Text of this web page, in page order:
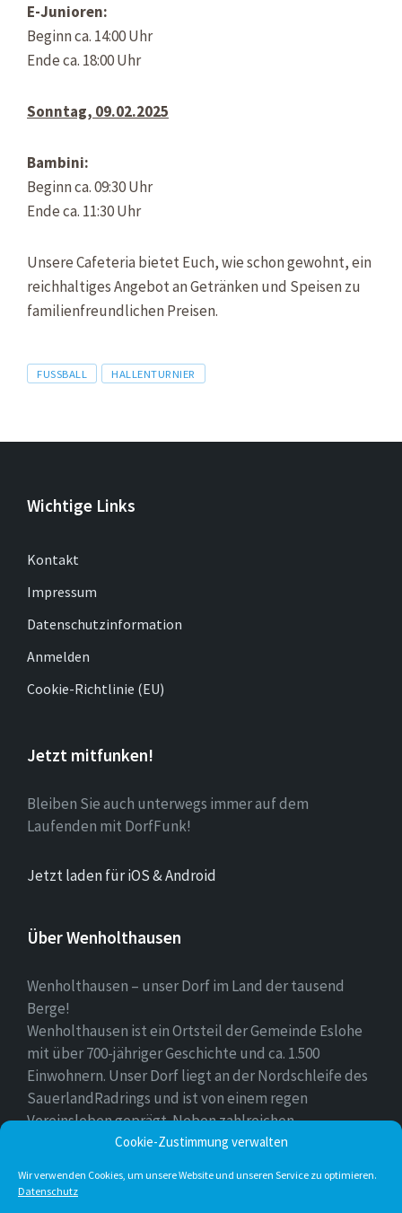
Cookie-Zustimmung verwalten
Wir verwenden Cookies, um unsere Website und unseren Service zu optimieren.
Datenschutz
E-Junioren:
Beginn ca. 14:00 Uhr
Ende ca. 18:00 Uhr
Sonntag, 09.02.2025
Bambini:
Beginn ca. 09:30 Uhr
Ende ca. 11:30 Uhr
Unsere Cafeteria bietet Euch, wie schon gewohnt, ein
reichhaltiges Angebot an Getränken und Speisen zu
familienfreundlichen Preisen.
Tags
FUSSBALL HALLENTURNIER
Wichtige Links
Kontakt
Impressum
Datenschutzinformation
Anmelden
Cookie-Richtlinie (EU)
Jetzt mitfunken!
Bleiben Sie auch unterwegs immer auf dem
Laufenden mit DorfFunk!
Jetzt laden für iOS & Android
Über Wenholthausen
Wenholthausen – unser Dorf im Land der tausend
Berge!
Wenholthausen ist ein Ortsteil der Gemeinde Eslohe
mit über 700-jähriger Geschichte und ca. 1.500
Einwohnern. Unser Dorf liegt an der Nordschleife des
SauerlandRadrings und ist von einem regen
Vereinsleben geprägt. Neben zahlreichen
Freizeitmöglichkeiten ist unser Ort für sein